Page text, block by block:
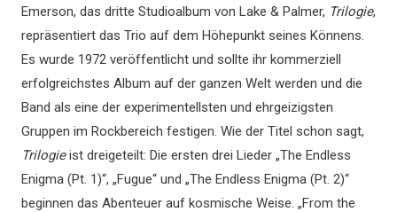
Emerson, das dritte Studioalbum von Lake & Palmer, Trilogie,
repräsentiert das Trio auf dem Höhepunkt seines Könnens.
Es wurde 1972 veröffentlicht und sollte ihr kommerziell
erfolgreichstes Album auf der ganzen Welt werden und die
Band als eine der experimentellsten und ehrgeizigsten
Gruppen im Rockbereich festigen. Wie der Titel schon sagt,
Trilogieist dreigeteilt: Die ersten drei Lieder „The Endless
Enigma (Pt. 1)“, „Fugue“ und „The Endless Enigma (Pt. 2)“
beginnen das Abenteuer auf kosmische Weise. „From the